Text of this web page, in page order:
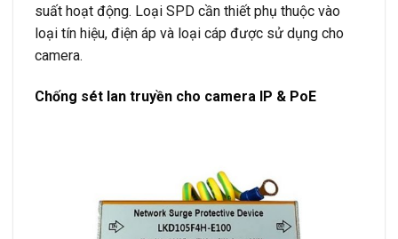
suất hoạt động. Loại SPD cần thiết phụ thuộc vào
loại tín hiệu, điện áp và loại cáp được sử dụng cho
camera.
Chống sét lan truyền cho camera IP & PoE